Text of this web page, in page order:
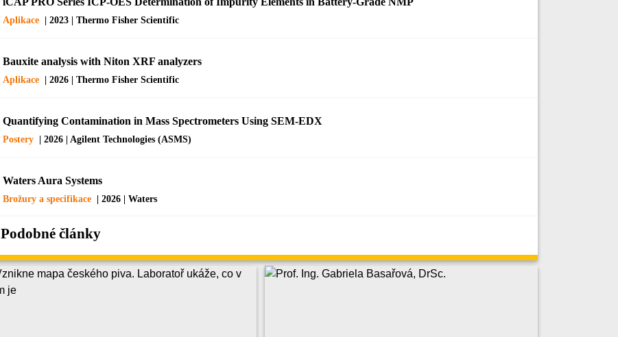
Aplikace | 2023 | Thermo Fisher Scientific
Bauxite analysis with Niton XRF analyzers
Aplikace | 2026 | Thermo Fisher Scientific
Quantifying Contamination in Mass Spectrometers Using SEM-EDX
Postery | 2026 | Agilent Technologies (ASMS)
Waters Aura Systems
Brožury a specifikace | 2026 | Waters
Podobné články